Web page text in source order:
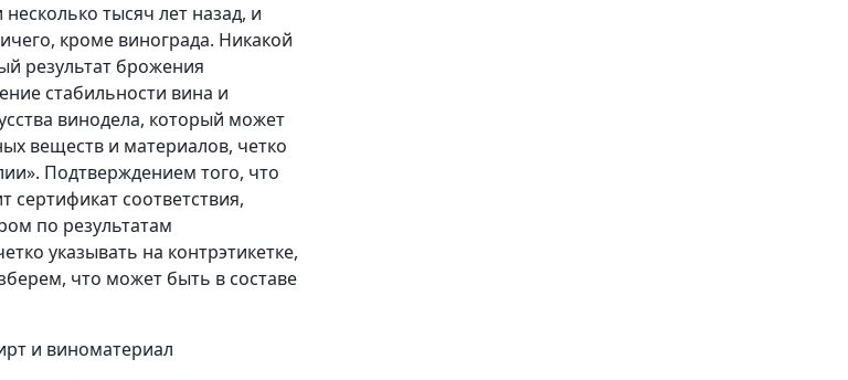
тысяч лет назад, и
кроме винограда. Никакой
результат брожения
стабильности вина и
винодела, который может
веществ и материалов, четко
Подтверждением того, что
соответствия,
по результатам
указывать на контрэтикетке,
что может быть в составе
и виноматериал